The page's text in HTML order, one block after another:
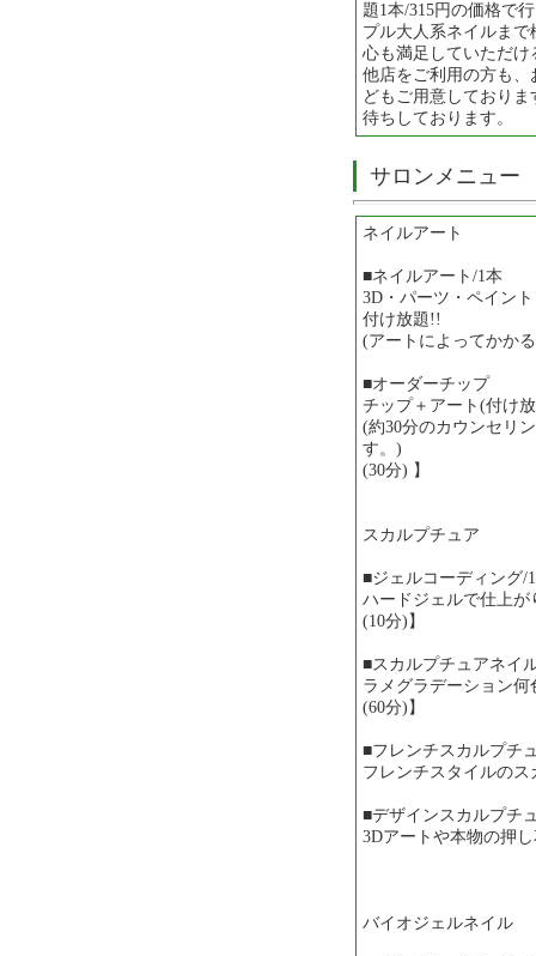
題1本/315円の価格で
プル大人系ネイルま
心も満足していただ
他店をご利用の方も
どもご用意しており
待ちしております。
サロンメニュー
ネイルアート
■ネイルアート/1本
3D・パーツ・ペイン
付け放題!!
(アートによってかか
■オーダーチップ
チップ＋アート(付け
(約30分のカウンセリ
す。)
(30分) 】
スカルプチュア
■ジェルコーディング/
ハードジェルで仕上
(10分)】
■スカルプチュアネイ
ラメグラデーション
(60分)】
■フレンチスカルプチ
フレンチスタイルの
■デザインスカルプチ
3Dアートや本物の押
バイオジェルネイル